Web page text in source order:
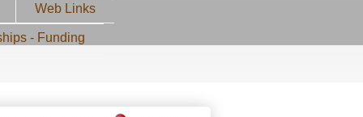
Web Links
- Funding